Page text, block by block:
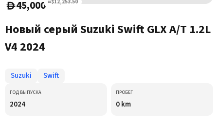
D45,000 ≈$12,253.50
Новый серый Suzuki Swift GLX A/T 1.2L
V4 2024
Suzuki Swift
ГОД ВЫПУСКА
2024
ПРОБЕГ
0 km